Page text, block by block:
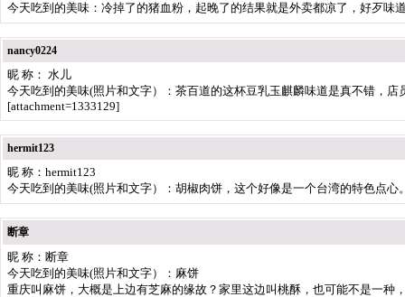
今天吃到的美味：冷掉了的猪血粉，起晚了的结果就是外卖都凉了，好歹味
nancy0224
昵 称： 水儿
今天吃到的美味(照片和文字）：茶百道的这杯豆乳玉麒麟味道是真不错，
[attachment=1333129]
hermit123
昵 称：hermit123
今天吃到的美味(照片和文字）：胡椒肉饼，这个好像是一个台湾的特色点
断章
昵 称：断章
今天吃到的美味(照片和文字）：麻饼
重庆叫麻饼，大概是上边有芝麻的缘故？家里这边叫桃酥，也可能不是一